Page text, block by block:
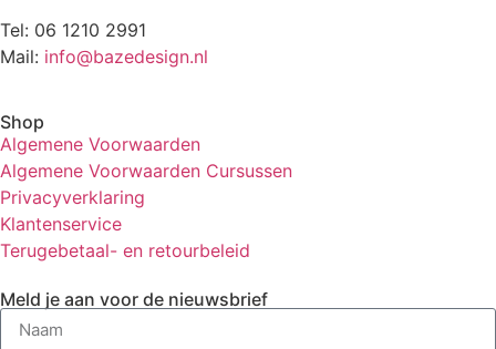
Tel: 06 1210 2991
Mail: info@bazedesign.nl
Shop
Algemene Voorwaarden
Algemene Voorwaarden Cursussen
Privacyverklaring
Klantenservice
Terugebetaal- en retourbeleid
Meld je aan voor de nieuwsbrief